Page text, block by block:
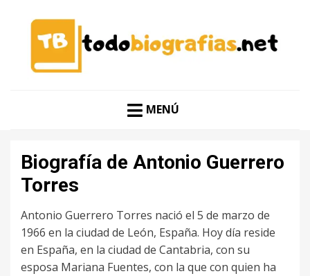
TODO BIOGRAFÍAS
MENÚ
Biografía de Antonio Guerrero
Torres
Antonio Guerrero Torres nació el 5 de marzo de
1966 en la ciudad de León, España. Hoy día reside
en España, en la ciudad de Cantabria, con su
esposa Mariana Fuentes, con la que con quien ha